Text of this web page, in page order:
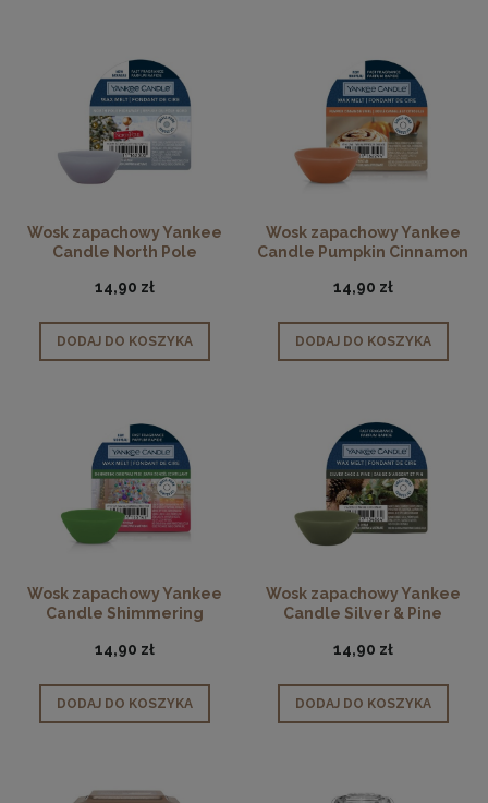
Wosk zapachowy Yankee
Candle North Pole
14,90 zł
DODAJ DO KOSZYKA
Wosk zapachowy Yankee
Candle Pumpkin Cinnamon
14,90 zł
DODAJ DO KOSZYKA
Wosk zapachowy Yankee
Candle Shimmering
14,90 zł
DODAJ DO KOSZYKA
Wosk zapachowy Yankee
Candle Silver & Pine
14,90 zł
DODAJ DO KOSZYKA